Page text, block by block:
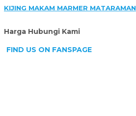
KIJING MAKAM MARMER MATARAMAN
Harga Hubungi Kami
FIND US ON FANSPAGE